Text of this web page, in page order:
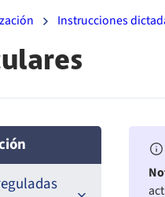
Instrucciones